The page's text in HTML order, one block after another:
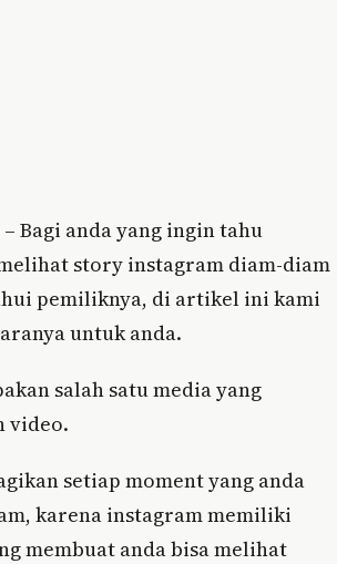
– Bagi anda yang ingin tahu
story instagram diam-diam
pemiliknya, di artikel ini kami
untuk anda.
salah satu media yang
video.
setiap moment yang anda
karena instagram memiliki
membuat anda bisa melihat